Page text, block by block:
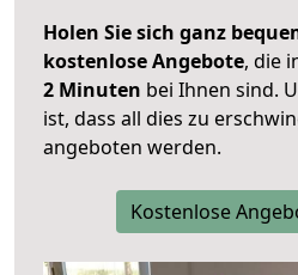
Holen Sie sich ganz
kostenlose Angebote, die
2 Minuten bei Ihnen sind.
ist, dass all dies zu
angeboten werden.
Kostenlose